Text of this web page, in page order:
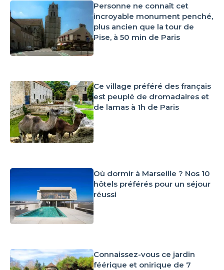
Personne ne connaît cet
incroyable monument penché,
plus ancien que la tour de
Pise, à 50 min de Paris
Ce village préféré des français
est peuplé de dromadaires et
de lamas à 1h de Paris
Où dormir à Marseille ? Nos 10
hôtels préférés pour un séjour
réussi
Connaissez-vous ce jardin
féérique et onirique de 7